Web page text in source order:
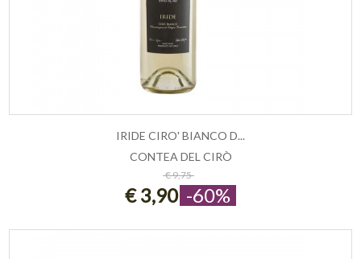
ESAURITO
IRIDE CIRO' BIANCO D...
CONTEA DEL CIRÒ
€ 9,75
€ 3,90 -60%